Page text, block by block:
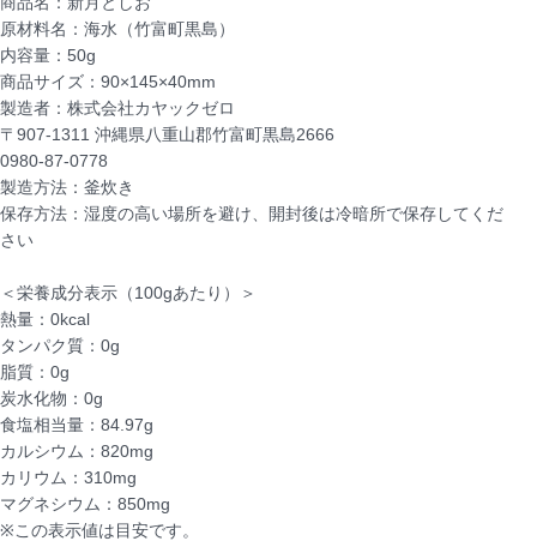
原材料名：海水（竹富町黒島）
内容量：50g
商品サイズ：90×145×40mm
製造者：株式会社カヤックゼロ
〒907-1311 沖縄県八重山郡竹富町黒島2666
0980-87-0778
製造方法：釜炊き
保存方法：湿度の高い場所を避け、開封後は冷暗所で保存してくだ
さい
＜栄養成分表示（100gあたり）＞
熱量：0kcal
タンパク質：0g
脂質：0g
炭水化物：0g
食塩相当量：84.97g
カルシウム：820mg
カリウム：310mg
マグネシウム：850mg
※この表示値は目安です。